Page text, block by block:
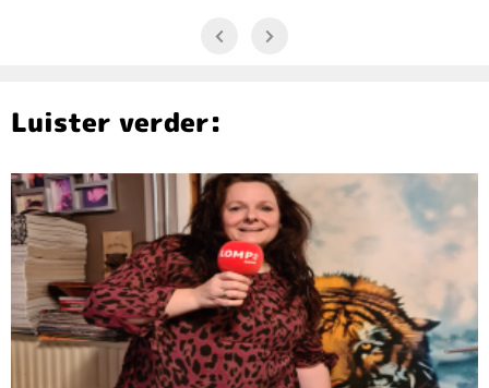
Luister verder: